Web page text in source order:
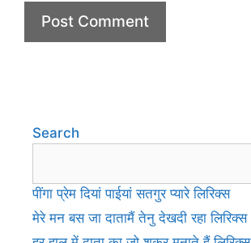
Search
पींगा प्रेम दियां पाईयां सतगुर प्यारे लिरिक्स
मेरे मन बस जा दातामैं तेनु देखदी रहा लिरिक्स